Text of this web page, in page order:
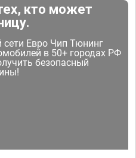
кто может
Евро Чип Тюнинг
в 50+ городах РФ
безопасный